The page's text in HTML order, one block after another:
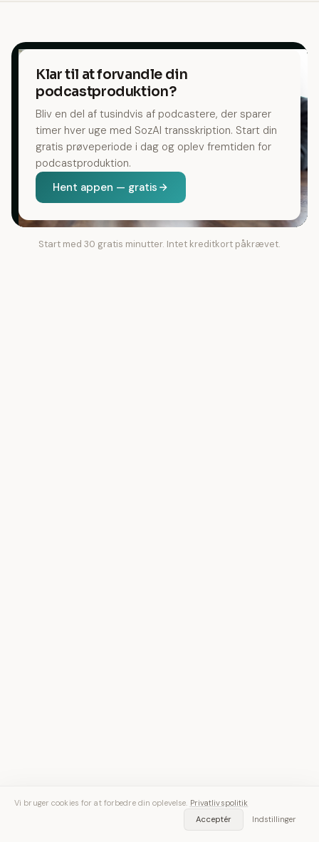
Klar til at forvandle din
podcastproduktion?
Bliv en del af tusindvis af podcastere, der sparer
timer hver uge med SozAI transskription. Start din
gratis prøveperiode i dag og oplev fremtiden for
podcastproduktion.
Hent appen — gratis
Start med 30 gratis minutter. Intet kreditkort påkrævet.
Vi bruger cookies for at forbedre din oplevelse. Privatlivspolitik
Acceptér
Indstillinger